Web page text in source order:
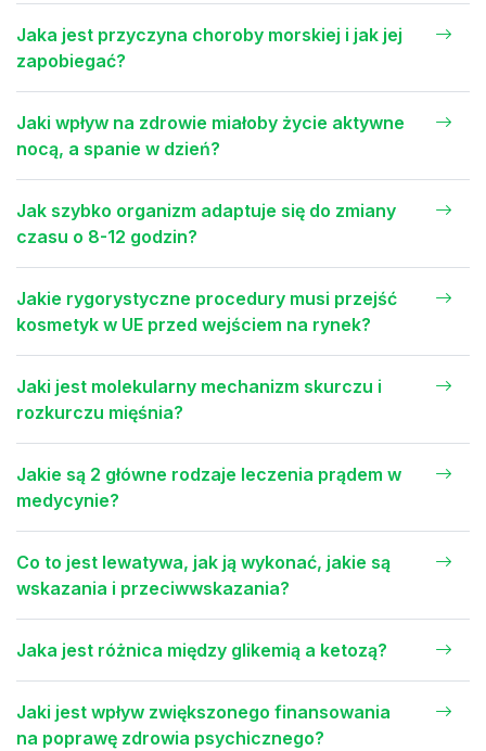
Jaka jest przyczyna choroby morskiej i jak jej
zapobiegać?
Jaki wpływ na zdrowie miałoby życie aktywne
nocą, a spanie w dzień?
Jak szybko organizm adaptuje się do zmiany
czasu o 8-12 godzin?
Jakie rygorystyczne procedury musi przejść
kosmetyk w UE przed wejściem na rynek?
Jaki jest molekularny mechanizm skurczu i
rozkurczu mięśnia?
Jakie są 2 główne rodzaje leczenia prądem w
medycynie?
Co to jest lewatywa, jak ją wykonać, jakie są
wskazania i przeciwwskazania?
Jaka jest różnica między glikemią a ketozą?
Jaki jest wpływ zwiększonego finansowania
na poprawę zdrowia psychicznego?